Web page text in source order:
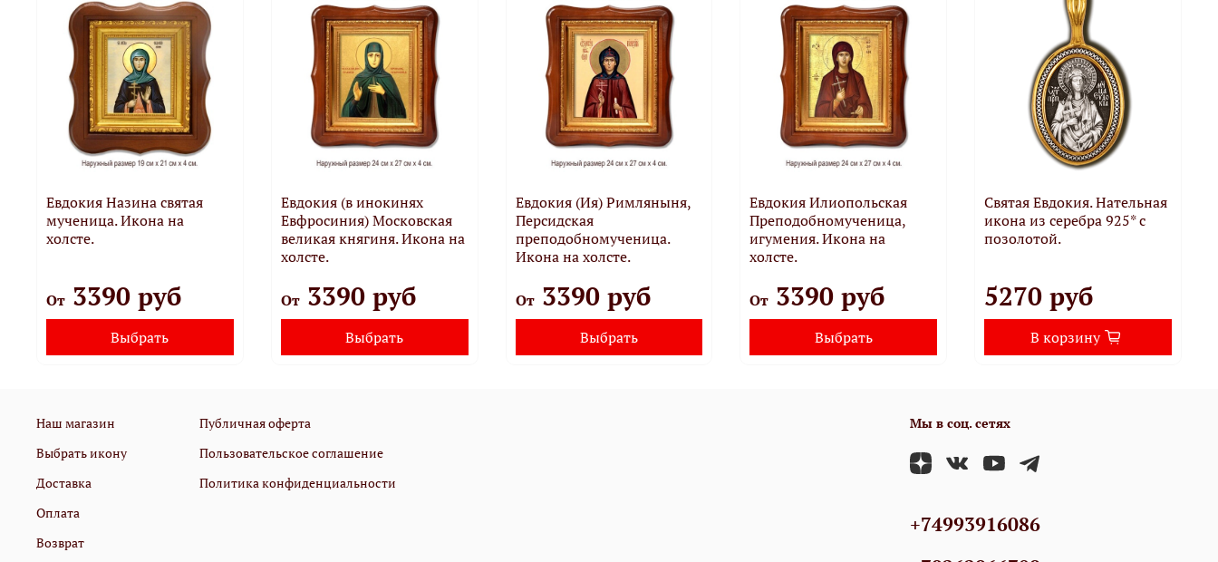
Евдокия Назина святая
мученица. Икона на
холсте.
От 3390 руб
Выбрать
Евдокия (в инокинях
Евфросиния) Московская
великая княгиня. Икона на
холсте.
От3390 руб
Выбрать
Евдокия (Ия) Римляныня,
Персидская
преподобномученица.
Икона на холсте.
От3390 руб
Выбрать
Евдокия Илиопольская
Преподобномученица,
игумения. Икона на
холсте.
От 3390 руб
Выбрать
Святая Евдокия. Нательная
икона из серебра 925* с
позолотой.
5270 руб
В корзину
Наш магазин
Выбрать икону
Доставка
Оплата
Возврат
Публичная оферта
Пользовательское соглашение
Политика конфиденциальности
Мы в соц. сетях
+74993916086